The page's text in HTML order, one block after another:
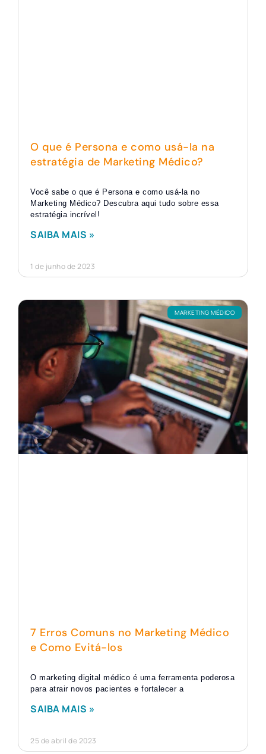
O que é Persona e como usá-la na
estratégia de Marketing Médico?
Você sabe o que é Persona e como usá-la no
Marketing Médico? Descubra aqui tudo sobre essa
estratégia incrível!
SAIBA MAIS »
1 de junho de 2023
MARKETING MÉDICO
7 Erros Comuns no Marketing Médico
e Como Evitá-los
O marketing digital médico é uma ferramenta poderosa
para atrair novos pacientes e fortalecer a
SAIBA MAIS »
25 de abril de 2023